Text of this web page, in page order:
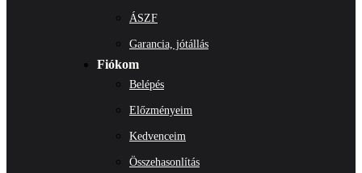
ÁSZF
Garancia, jótállás
Fiókom
Belépés
Előzményeim
Kedvenceim
Összehasonlítás